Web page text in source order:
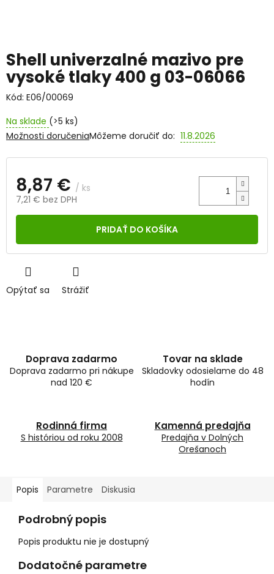
Shell univerzalné mazivo pre
vysoké tlaky 400 g 03-06066
Kód: E06/00069
Na sklade (>5 ks)
Môžeme doručiť do: 11.8.2026
Možnosti doručenia
8,87 € / ks
7,21 € bez DPH
Jednotková
PRIDAŤ DO KOŠÍKA
Opýtať sa Strážiť
Doprava zadarmo
Doprava zadarmo pri nákupe
nad 120 €
Tovar na sklade
Skladovky odosielame do 48
hodín
Rodinná firma
S históriou od roku 2008
Kamenná predajňa
Predajňa v Dolných
Orešanoch
Popis Parametre Diskusia
Podrobný popis
Popis produktu nie je dostupný
Dodatočné parametre